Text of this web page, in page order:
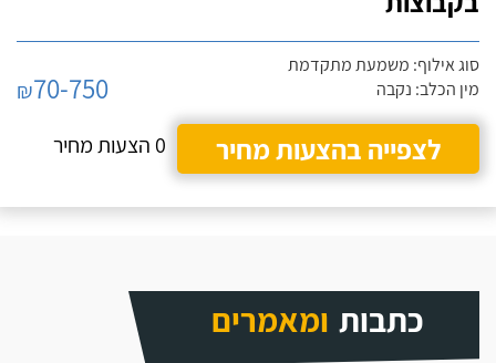
סוג אילוף: משמעת מתקדמת
מין הכלב: נקבה
₪70-750
לצפייה בהצעות מחיר
0 הצעות מחיר
כתבות ומאמרים